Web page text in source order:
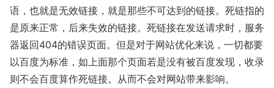
语，也就是无效链接，就是那些不可达到的链接。死链指的
是原来正常，后来失效的链接。死链接在发送请求时，服务
器返回404的错误页面。但是对于网站优化来说，一切都要
以百度为标准，如上面那个页面若是没有被百度发现，收录
则不会百度算作死链接。从而不会对网站带来影响。